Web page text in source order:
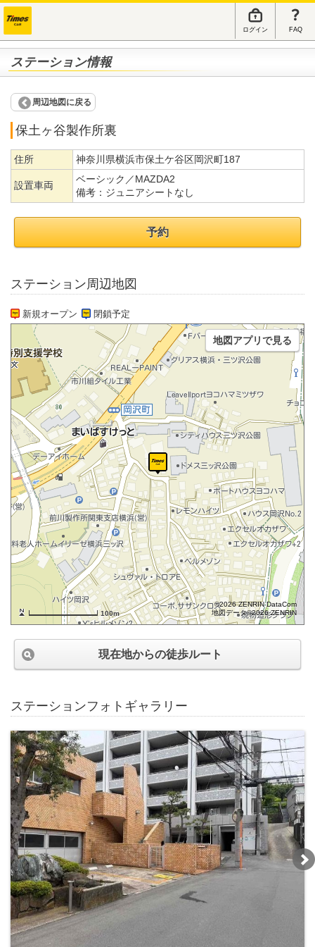
ログイン FAQ
ステーション情報
周辺地図に戻る
保土ヶ谷製作所裏
住所 神奈川県横浜市保土ケ谷区岡沢町187
設置車両
ベーシック／MAZDA2
備考： ジュニアシートなし
予約
ステーション周辺地図
新規オープン 閉鎖予定
100m
©2026 ZENRIN DataCom
地図データ©2026 ZENRIN
地図アプリで見る
現在地からの徒歩ルート
ステーションフォトギャラリー